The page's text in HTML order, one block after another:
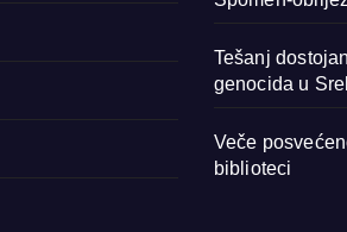
Tešanj
genocida u
Veče
biblioteci